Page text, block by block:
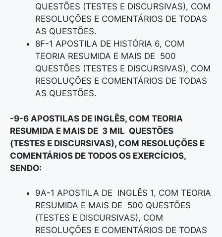
QUESTÕES (TESTES E DISCURSIVAS), COM
RESOLUÇÕES E COMENTÁRIOS DE TODAS
AS QUESTÕES.
8F-1 APOSTILA DE HISTÓRIA 6, COM
TEORIA RESUMIDA E MAIS DE 500
QUESTÕES (TESTES E DISCURSIVAS), COM
RESOLUÇÕES E COMENTÁRIOS DE TODAS
AS QUESTÕES.
-9-6 APOSTILAS DE INGLÊS, COM TEORIA
RESUMIDA E MAIS DE 3 MIL QUESTÕES
(TESTES E DISCURSIVAS), COM RESOLUÇÕES E
COMENTÁRIOS DE TODOS OS EXERCÍCIOS,
SENDO:
9A-1 APOSTILA DE INGLÊS 1, COM TEORIA
RESUMIDA E MAIS DE 500 QUESTÕES
(TESTES E DISCURSIVAS), COM
RESOLUÇÕES E COMENTÁRIOS DE TODAS